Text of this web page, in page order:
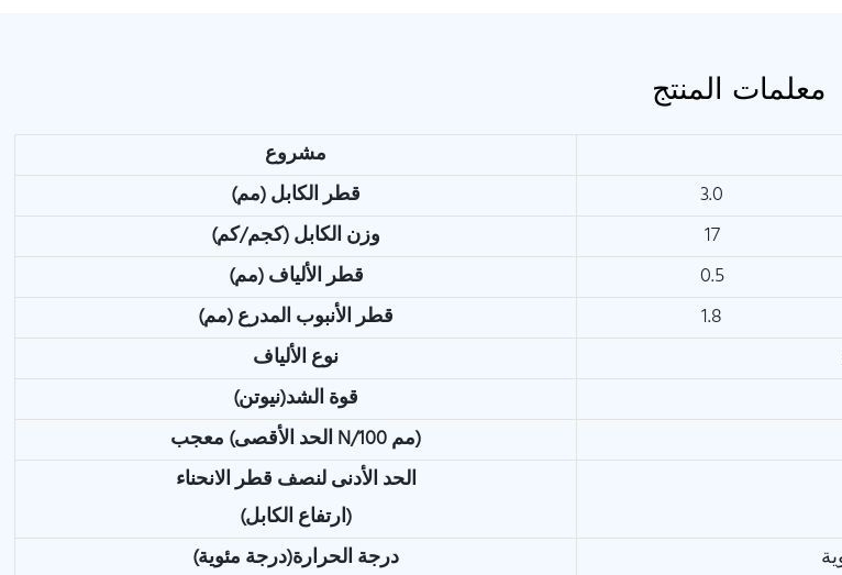
معلمات المنتج
مشروع
قطر الكابل (مم)
3.0
وزن الكابل (كجم/كم)
17
قطر الألياف (مم)
0.5
قطر الأنبوب المدرع (مم)
1.8
نوع الألياف
قوة الشد(نيوتن)
(الحد الأقصى N/100 مم)
الحد الأدنى لنصف قطر الانحناء
(ارتفاع الكابل)
درجة الحرارة(درجة مئوية)